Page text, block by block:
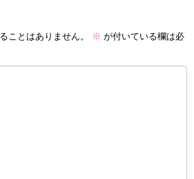
ことはありません。 ※ が付いている欄は必